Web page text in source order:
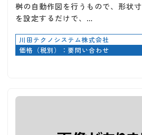
桝の自動作図を行うもので、形状
を設定するだけで、…
川田テクノシステム株式会社
価格（税別）：要問い合わせ